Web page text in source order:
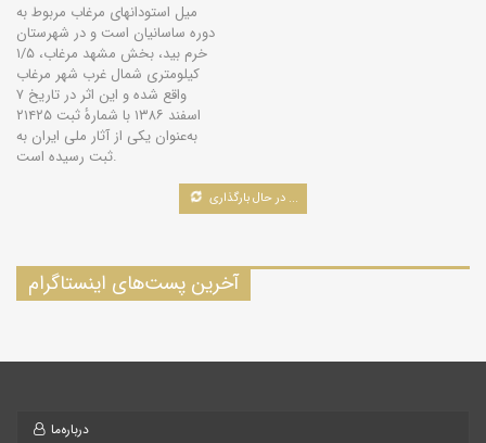
میل استودانهای مرغاب مربوط به
دوره ساسانیان است و در شهرستان
خرم بید، بخش مشهد مرغاب، ۱/۵
کیلومتری شمال غرب شهر مرغاب
واقع شده و این اثر در تاریخ ۷
اسفند ۱۳۸۶ با شمارهٔ ثبت ۲۱۴۲۵
به‌عنوان یکی از آثار ملی ایران به
ثبت رسیده است.
در حال بارگذاری ...
آخرین پست‌های اینستاگرام
درباره‌ما